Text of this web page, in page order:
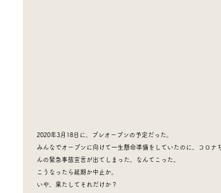
2020年3月18日に、プレオープンの予定だった。
みんなでオープンに向けて一生懸命準備をしていたのに、コロナち
んの緊急事態宣言が出てしまった。なんてこった。
こうなったら延期か中止か。
いや、果たしてそれだけか？